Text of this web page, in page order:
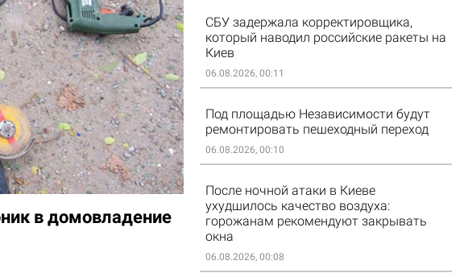
в домовладение
СБУ задержала корректировщика,
который наводил российские ракеты на
Киев
06.08.2026, 00:11
Под площадью Независимости будут
ремонтировать пешеходный переход
06.08.2026, 00:10
После ночной атаки в Киеве
ухудшилось качество воздуха:
горожанам рекомендуют закрывать
окна
06.08.2026, 00:08